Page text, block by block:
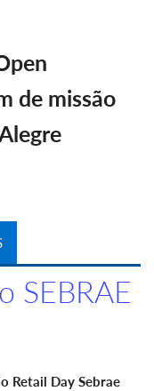
de missão
SEBRAE
Retail Day Sebrae